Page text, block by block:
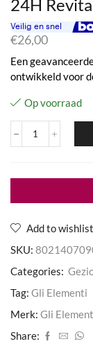
24H
€26,00
Een
ontwikkeld voor
Op voorraad
24H
aantal
Add to wishlist
SKU:
Categories:
Tag: Gli Elementi
Merk: Gli
Share: